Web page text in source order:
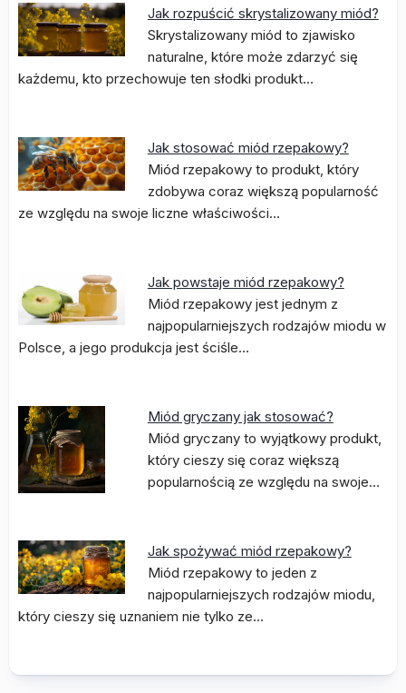
Jak rozpuścić skrystalizowany miód?
Skrystalizowany miód to zjawisko
naturalne, które może zdarzyć się
każdemu, kto przechowuje ten słodki produkt…
Jak stosować miód rzepakowy?
Miód rzepakowy to produkt, który
zdobywa coraz większą popularność
ze względu na swoje liczne właściwości…
Jak powstaje miód rzepakowy?
Miód rzepakowy jest jednym z
najpopularniejszych rodzajów miodu w
Polsce, a jego produkcja jest ściśle…
Miód gryczany jak stosować?
Miód gryczany to wyjątkowy produkt,
który cieszy się coraz większą
popularnością ze względu na swoje…
Jak spożywać miód rzepakowy?
Miód rzepakowy to jeden z
najpopularniejszych rodzajów miodu,
który cieszy się uznaniem nie tylko ze…